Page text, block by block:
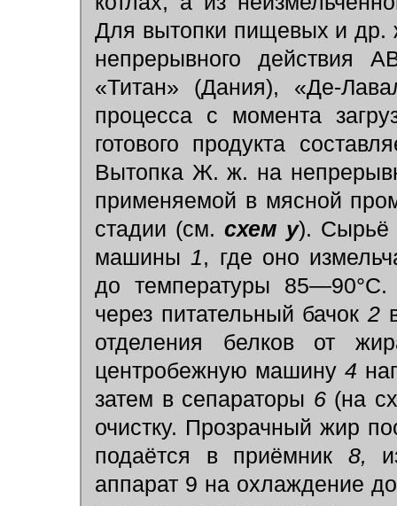
Для вытопки пищевых и др.
непрерывного действия
«Титан» (Дания), «Де-
процесса с момента
готового продукта
Вытопка Ж. ж. на
применяемой в мясной
стадии (см. схем у). Сырьё
машины 1, где оно
до температуры 85—90°С.
через питательный бачок 2
отделения белков от
центробежную машину 4
затем в сепараторы 6(на
очистку. Прозрачный жир
подаётся в приёмник 8,
аппарат 9 на охлаждение